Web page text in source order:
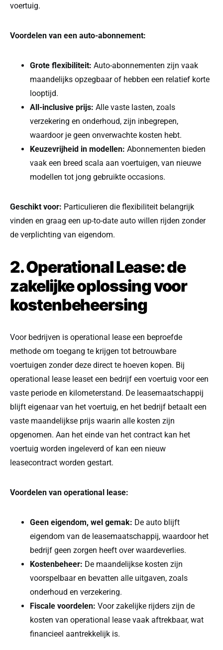
voertuig.
Voordelen van een auto-abonnement:
Grote flexibiliteit: Auto-abonnementen zijn vaak
maandelijks opzegbaar of hebben een relatief korte
looptijd.
All-inclusive prijs: Alle vaste lasten, zoals
verzekering en onderhoud, zijn inbegrepen,
waardoor je geen onverwachte kosten hebt.
Keuzevrijheid in modellen: Abonnementen bieden
vaak een breed scala aan voertuigen, van nieuwe
modellen tot jong gebruikte occasions.
Geschikt voor: Particulieren die flexibiliteit belangrijk
vinden en graag een up-to-date auto willen rijden zonder
de verplichting van eigendom.
2. Operational Lease: de
zakelijke oplossing voor
kostenbeheersing
Voor bedrijven is operational lease een beproefde
methode om toegang te krijgen tot betrouwbare
voertuigen zonder deze direct te hoeven kopen. Bij
operational lease leaset een bedrijf een voertuig voor een
vaste periode en kilometerstand. De leasemaatschappij
blijft eigenaar van het voertuig, en het bedrijf betaalt een
vaste maandelijkse prijs waarin alle kosten zijn
opgenomen. Aan het einde van het contract kan het
voertuig worden ingeleverd of kan een nieuw
leasecontract worden gestart.
Voordelen van operational lease:
Geen eigendom, wel gemak: De auto blijft
eigendom van de leasemaatschappij, waardoor het
bedrijf geen zorgen heeft over waardeverlies.
Kostenbeheer: De maandelijkse kosten zijn
voorspelbaar en bevatten alle uitgaven, zoals
onderhoud en verzekering.
Fiscale voordelen: Voor zakelijke rijders zijn de
kosten van operational lease vaak aftrekbaar, wat
financieel aantrekkelijk is.